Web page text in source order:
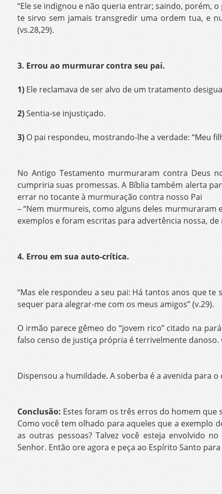
“Ele se indignou e não queria entrar; saindo, porém,
te sirvo sem jamais transgredir uma ordem tua, e
(vs.28,29).
3. Errou ao murmurar contra seu pai.
1) Ele reclamava de ser alvo de um tratamento
2)Sentia-se injustiçado.
3) O pai respondeu, mostrando-lhe a verdade: “Meu
No Antigo Testamento murmuraram contra Deus
cumpriria suas promessas. A Bíblia também alerta
errar no tocante à murmuração contra nosso Pai
– “Nem murmureis, como alguns deles
exemplos e foram escritas para advertência nossa,
4. Errou em sua auto-crítica.
“Mas ele respondeu a seu pai: Há tantos anos que
sequer para alegrar-me com os meus amigos” (v.29).
O irmão parece gêmeo do “jovem rico” citado na
falso censo de justiça própria é terrivelmente
Dispensou a humildade. A soberba é a avenida para o
Conclusão: Estes foram os três erros do homem que
Como você tem olhado para aqueles que a exemplo
as outras pessoas? Talvez você esteja envolvido
Senhor. Então ore agora e peça ao Espírito Santo